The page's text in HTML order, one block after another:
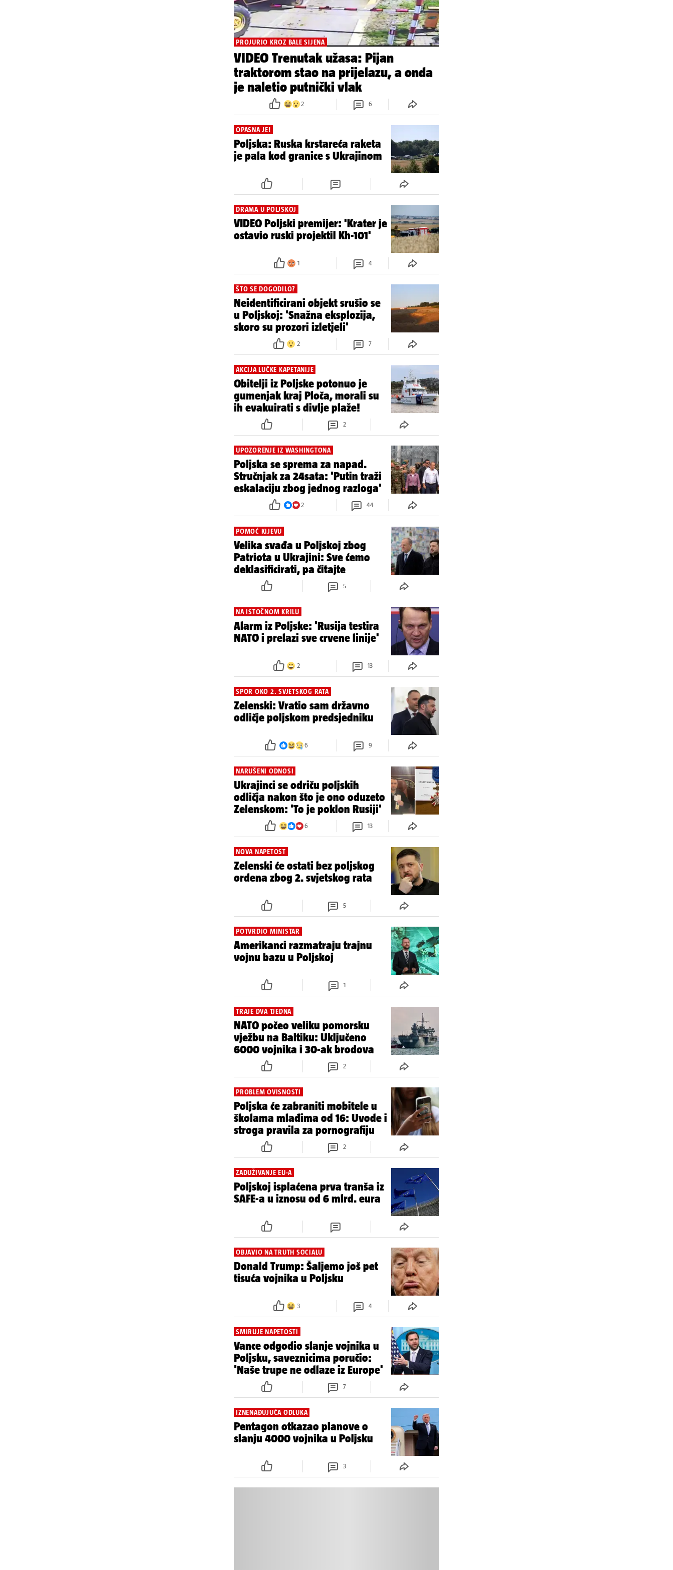
PROJURIO KROZ BALE SIJENA
VIDEO Trenutak užasa: Pijan
traktorom stao na prijelazu, a onda
je naletio putnički vlak
2 6
OPASNA JE!
Poljska: Ruska krstareća raketa
je pala kod granice s Ukrajinom
DRAMA U POLJSKOJ
VIDEO Poljski premijer: 'Krater je
ostavio ruski projektil Kh-101'
1 4
ŠTO SE DOGODILO?
Neidentificirani objekt srušio se
u Poljskoj: 'Snažna eksplozija,
skoro su prozori izletjeli'
2 7
AKCIJA LUČKE KAPETANIJE
Obitelji iz Poljske potonuo je
gumenjak kraj Ploča, morali su
ih evakuirati s divlje plaže!
2
UPOZORENJE IZ WASHINGTONA
Poljska se sprema za napad.
Stručnjak za 24sata: 'Putin traži
eskalaciju zbog jednog razloga'
2 44
POMOĆ KIJEVU
Velika svađa u Poljskoj zbog
Patriota u Ukrajini: Sve ćemo
deklasificirati, pa čitajte
5
NA ISTOČNOM KRILU
Alarm iz Poljske: 'Rusija testira
NATO i prelazi sve crvene linije'
2 13
SPOR OKO 2. SVJETSKOG RATA
Zelenski: Vratio sam državno
odličje poljskom predsjedniku
6 9
NARUŠENI ODNOSI
Ukrajinci se odriču poljskih
odličja nakon što je ono oduzeto
Zelenskom: 'To je poklon Rusiji'
6 13
NOVA NAPETOST
Zelenski će ostati bez poljskog
ordena zbog 2. svjetskog rata
5
POTVRDIO MINISTAR
Amerikanci razmatraju trajnu
vojnu bazu u Poljskoj
1
TRAJE DVA TJEDNA
NATO počeo veliku pomorsku
vježbu na Baltiku: Uključeno
6000 vojnika i 30-ak brodova
2
PROBLEM OVISNOSTI
Poljska će zabraniti mobitele u
školama mlađima od 16: Uvode i
stroga pravila za pornografiju
2
ZADUŽIVANJE EU-A
Poljskoj isplaćena prva tranša iz
SAFE-a u iznosu od 6 mlrd. eura
OBJAVIO NA TRUTH SOCIALU
Donald Trump: Šaljemo još pet
tisuća vojnika u Poljsku
3 4
SMIRUJE NAPETOSTI
Vance odgodio slanje vojnika u
Poljsku, saveznicima poručio:
'Naše trupe ne odlaze iz Europe'
7
IZNENAĐUJUĆA ODLUKA
Pentagon otkazao planove o
slanju 4000 vojnika u Poljsku
3